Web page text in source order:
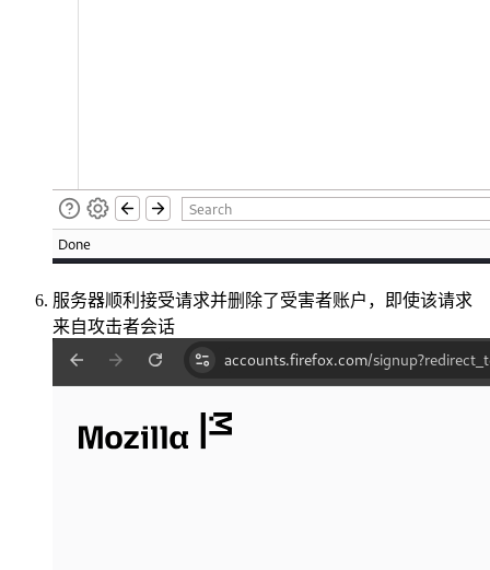
服务器顺利接受请求并删除了受害者账户，即使该请求
来自攻击者会话